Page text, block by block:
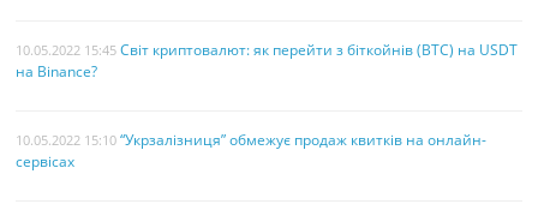
10.05.2022 15:45 Світ криптовалют: як перейти з біткойнів (BTC) на USDT
на Binance?
10.05.2022 15:10 “Укрзалізниця” обмежує продаж квитків на онлайн-
сервісах